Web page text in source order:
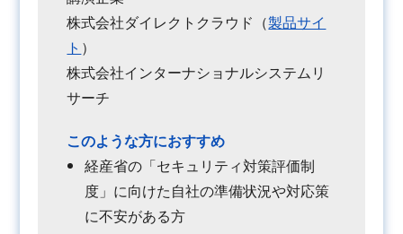
株式会社ダイレクトクラウド（製品サイ
ト ）
株式会社インターナショナルシステムリ
サーチ
このような方におすすめ
経産省の「セキュリティ対策評価制
度」に向けた自社の準備状況や対応策
に不安がある方